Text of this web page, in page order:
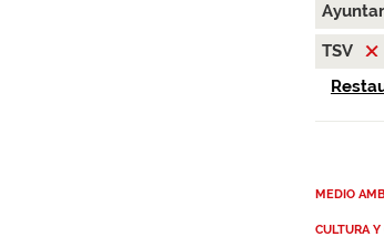
TSV
MEDIO
CULTURA Y